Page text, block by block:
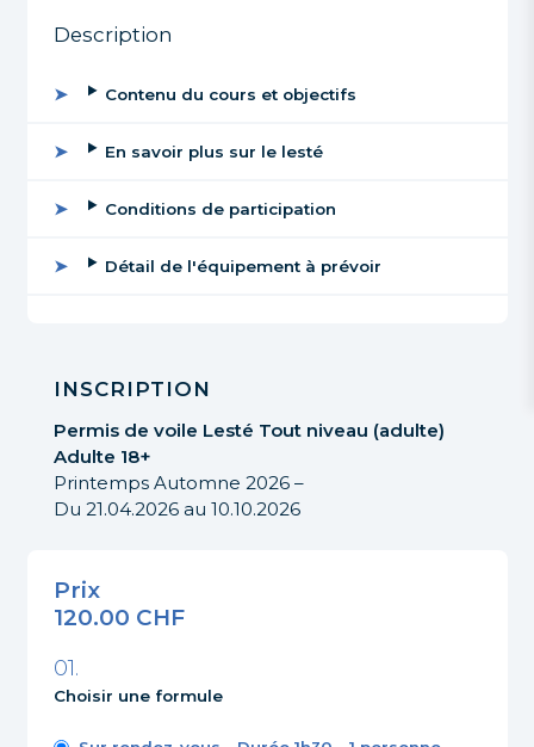
Description
Contenu du cours et objectifs
En savoir plus sur le lesté
Conditions de participation
Détail de l'équipement à prévoir
INSCRIPTION
Permis de voile Lesté Tout niveau (adulte)
Adulte 18+
Printemps Automne 2026 –
Du 21.04.2026 au 10.10.2026
Prix
120.00 CHF
Choisir une formule